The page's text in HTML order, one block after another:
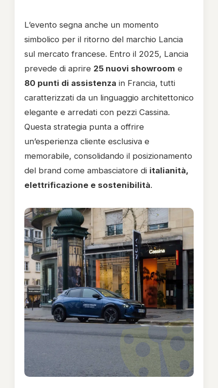
L’evento segna anche un momento
simbolico per il ritorno del marchio Lancia
sul mercato francese. Entro il 2025, Lancia
prevede di aprire 25 nuovi showroom e
80 punti di assistenza in Francia, tutti
caratterizzati da un linguaggio architettonico
elegante e arredati con pezzi Cassina.
Questa strategia punta a offrire
un’esperienza cliente esclusiva e
memorabile, consolidando il posizionamento
del brand come ambasciatore di italianità,
elettrificazione e sostenibilità.